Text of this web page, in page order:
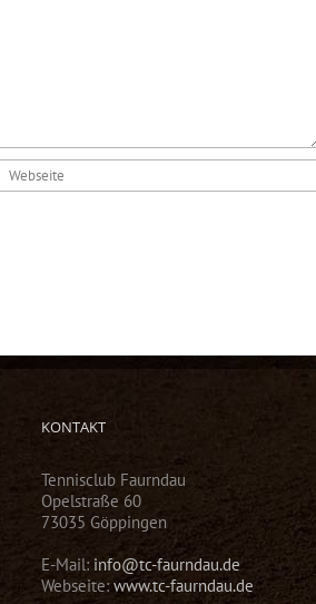
KONTAKT
Tennisclub Faurndau
Opelstraße 60
73035 Göppingen
E-Mail: info@tc-faurndau.de
Webseite: www.tc-faurndau.de